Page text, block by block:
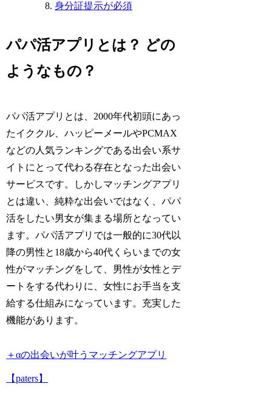
身分証提示が必須
パパ活アプリとは？ どの
ようなもの？
パパ活アプリとは、2000年代初頭にあっ
たイククル、ハッピーメールやPCMAX
などの人気ランキングである出会い系サ
イトにとって代わる存在となった出会い
サービスです。しかしマッチングアプリ
とは違い、純粋な出会いではなく、パパ
活をしたい男女が集まる場所となってい
ます。パパ活アプリでは一般的に30代以
降の男性と18歳から40代くらいまでの女
性がマッチングをして、男性が女性とデ
ートをする代わりに、女性にお手当を支
給する仕組みになっています。充実した
機能があります。
＋αの出会いが叶うマッチングアプリ
【paters】